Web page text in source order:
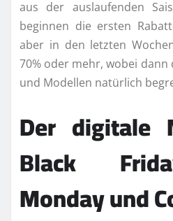
aus der auslaufenden
beginnen die ersten
aber in den letzten
70% oder mehr, wobei dann
und Modellen natürlich
Der digitale
Black
Monday und